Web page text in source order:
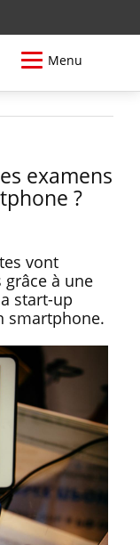
Menu
examens
?
vont
à une
start-up
smartphone.